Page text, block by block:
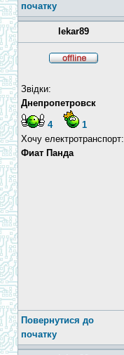
початку
lekar89
Звідки:
Днепропетровск
4
1
Хочу електротранспорт:
Фиат Панда
Повернутися до
початку